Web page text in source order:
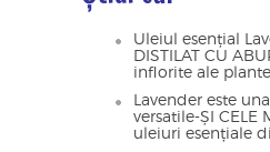
Uleiul esențial
DISTILAT CU
inflorite ale
Lavender este
versatile-ȘI CELE
uleiuri esențiale